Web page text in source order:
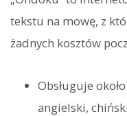
tekstu na mowę, z
żadnych kosztów
Obsługuje
angielski,